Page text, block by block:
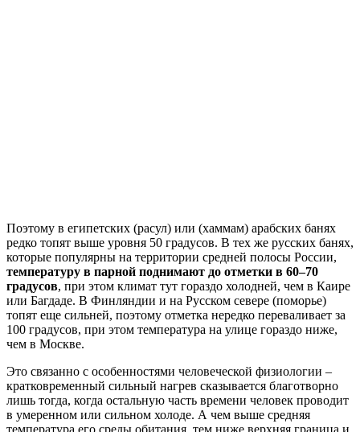
Поэтому в египетских (расул) или (хаммам) арабских банях
редко топят выше уровня 50 градусов. В тех же русских банях,
которые популярны на территории средней полосы России,
температуру в парной поднимают до отметки в 60–70
градусов, при этом климат тут гораздо холодней, чем в Каире
или Багдаде. В Финляндии и на Русском севере (поморье)
топят еще сильней, поэтому отметка нередко переваливает за
100 градусов, при этом температура на улице гораздо ниже,
чем в Москве.
Это связанно с особенностями человеческой физиологии –
кратковременный сильный нагрев сказывается благотворно
лишь тогда, когда остальную часть времени человек проводит
в умеренном или сильном холоде. А чем выше средняя